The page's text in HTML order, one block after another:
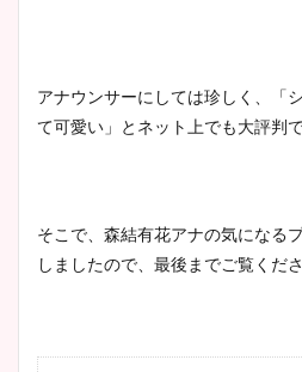
アナウンサーにしては珍しく、「
て可愛い」とネット上でも大評判で
そこで、森結有花アナの気になる
しましたので、最後までご覧くださ